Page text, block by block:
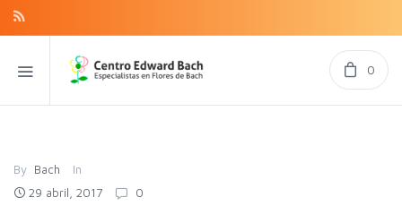
0
By Bach
In
29 abril, 2017
0